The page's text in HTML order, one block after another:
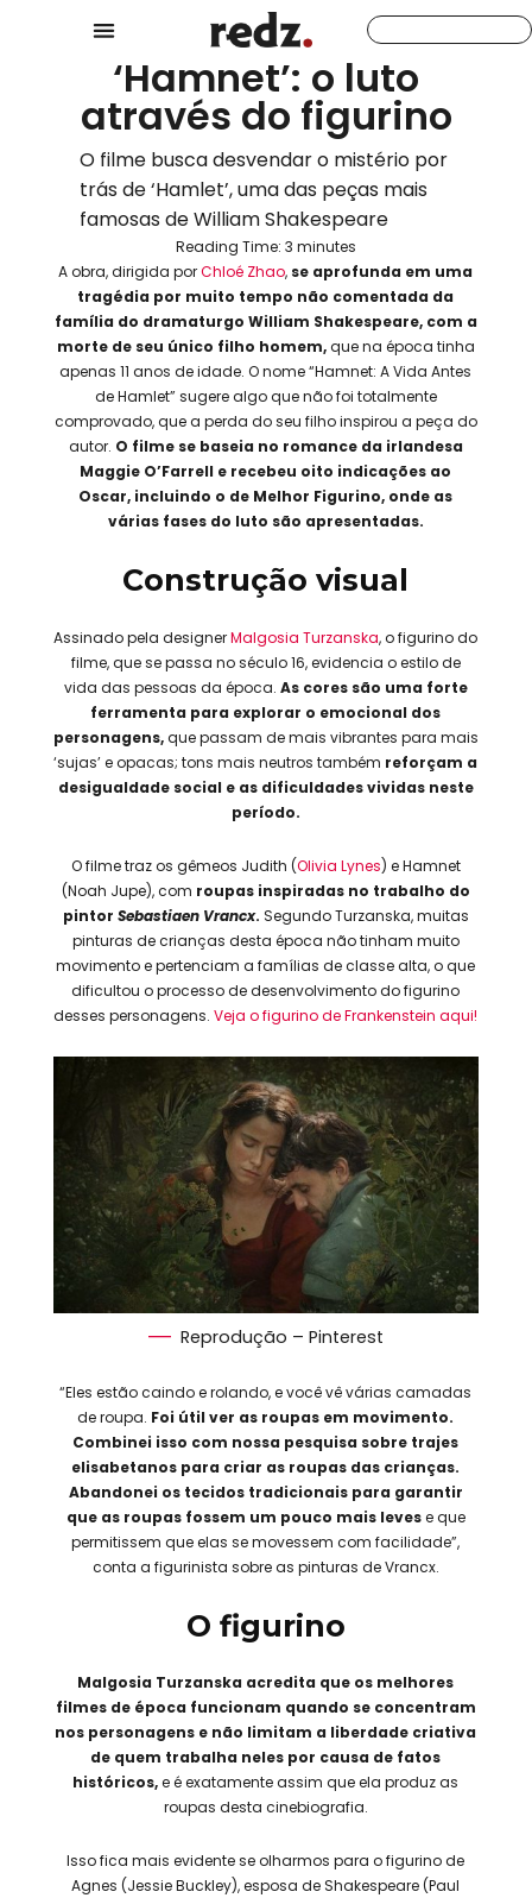
‘Hamnet’: o luto
através do figurino
O filme busca desvendar o mistério por
trás de ‘Hamlet’, uma das peças mais
famosas de William Shakespeare
Reading Time: 3 minutes
A obra, dirigida porChloé Zhao, se aprofunda em uma
tragédia por muito tempo não comentada da
família do dramaturgo William Shakespeare, com a
morte de seu único filho homem,que na época tinha
apenas 11 anos de idade. O nome “Hamnet: A Vida Antes
de Hamlet” sugere algo que não foi totalmente
comprovado, que a perda do seu filho inspirou a peça do
autor. O filme se baseia no romance da irlandesa
Maggie O’Farrell e recebeu oito indicações ao
Oscar, incluindo o de Melhor Figurino, onde as
várias fases do luto são apresentadas.
Construção visual
Assinado pela designerMalgosia Turzanska, o figurino do
filme, que se passa no século 16, evidencia o estilo de
vida das pessoas da época. As cores são uma forte
ferramenta para explorar o emocional dos
personagens,que passam de mais vibrantes para mais
‘sujas’ e opacas; tons mais neutros também reforçam a
desigualdade social e as dificuldades vividas neste
período.
O filme traz os gêmeos Judith (Olivia Lynes) e Hamnet
(Noah Jupe), com roupas inspiradas no trabalho do
pintor Sebastiaen Vrancx. Segundo Turzanska, muitas
pinturas de crianças desta época não tinham muito
movimento e pertenciam a famílias de classe alta, o que
dificultou o processo de desenvolvimento do figurino
desses personagens.Veja o figurino de Frankenstein aqui!
Reprodução – Pinterest
“Eles estão caindo e rolando, e você vê várias camadas
de roupa. Foi útil ver as roupas em movimento.
Combinei isso com nossa pesquisa sobre trajes
elisabetanos para criar as roupas das crianças.
Abandonei os tecidos tradicionais para garantir
que as roupas fossem um pouco mais levese que
permitissem que elas se movessem com facilidade”,
conta a figurinista sobre as pinturas de Vrancx.
O figurino
Malgosia Turzanska acredita que os melhores
filmes de época funcionam quando se concentram
nos personagens e não limitam a liberdade criativa
de quem trabalha neles por causa de fatos
históricos,e é exatamente assim que ela produz as
roupas desta cinebiografia.
Isso fica mais evidente se olharmos para o figurino de
Agnes (Jessie Buckley), esposa de Shakespeare (Paul